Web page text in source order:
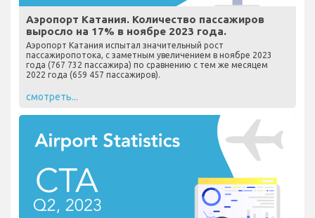
Аэропорт Катания. Количество пассажиров
выросло на 17% в ноябре 2023 года.
Аэропорт Катания испытал значительный рост
пассажиропотока, с заметным увеличением в ноябре 2023
года (767 732 пассажира) по сравнению с тем же месяцем
2022 года (659 457 пассажиров).
смотреть...